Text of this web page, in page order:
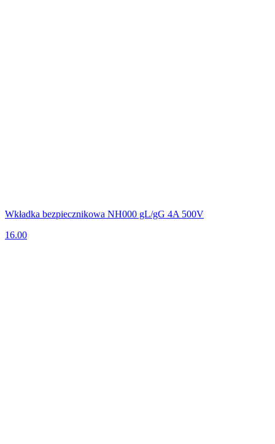
Wkładka bezpiecznikowa NH000 gL/gG 4A 500V
16.00